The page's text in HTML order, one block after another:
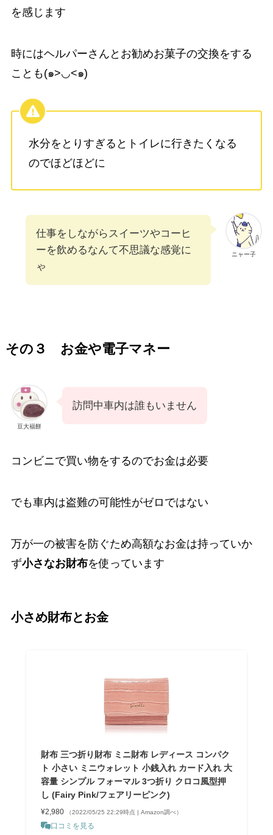
を感じます
時にはヘルパーさんとお勧めお菓子の交換をする
ことも(๑>◡<๑)
水分をとりすぎるとトイレに行きたくなる
のでほどほどに
ニャー子
仕事をしながらスイーツやコーヒ
ーを飲めるなんて不思議な感覚に
ゃ
その３ お金や電子マネー
豆大福餅
訪問中車内は誰もいません
コンビニで買い物をするのでお金は必要
でも車内は盗難の可能性がゼロではない
万が一の被害を防ぐため高額なお金は持っていか
ず小さなお財布を使っています
小さめ財布とお金
財布 三つ折り財布 ミニ財布 レディース コンパク
ト 小さい ミニウォレット 小銭入れ カード入れ 大
容量 シンプル フォーマル 3つ折り クロコ風型押
し (Fairy Pink/フェアリーピンク)
¥2,980 （2022/05/25 22:29時点 | Amazon調べ）
口コミを見る